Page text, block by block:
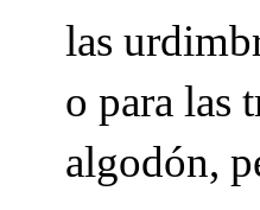
las
o para las
algodón,